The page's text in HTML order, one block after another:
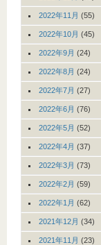
2022年11月 (55)
2022年10月 (45)
2022年9月 (24)
2022年8月 (24)
2022年7月 (27)
2022年6月 (76)
2022年5月 (52)
2022年4月 (37)
2022年3月 (73)
2022年2月 (59)
2022年1月 (62)
2021年12月 (34)
2021年11月 (23)